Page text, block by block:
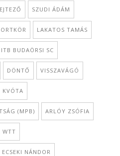
SZUDI ÁDÁM
LAKATOS TAMÁS
ITB BUDAÖRSI SC
DÖNTŐ VISSZAVÁGÓ
KVÓTA
(MPB) ARLÓY ZSÓFIA
WTT
ECSEKI NÁNDOR